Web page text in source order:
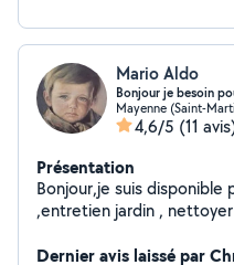
Mario Aldo
Bonjour je besoin
Mayenne (Saint-
4,6/5 (11
Présentation
Bonjour,je suis
,entretien jardin ,
Dernier avis laissé par